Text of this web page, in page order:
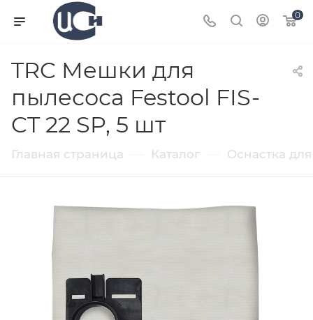
0
TRC Мешки для
пылесоса Festool FIS-
CT 22 SP, 5 шт
Главная страница Каталог Оснастка